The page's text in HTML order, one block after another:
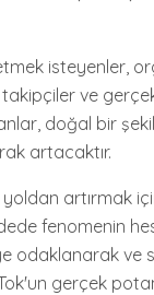
isteyenler,
ve
doğal bir
artacaktır.
yoldan artırmak
fenomenin
odaklanarak ve
gerçek